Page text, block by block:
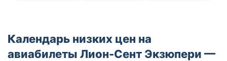
Календарь низких цен на
авиабилеты Лион-Сент Экзюпери —